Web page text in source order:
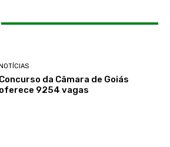
Concurso da Câmara de Goiás
oferece 9254 vagas